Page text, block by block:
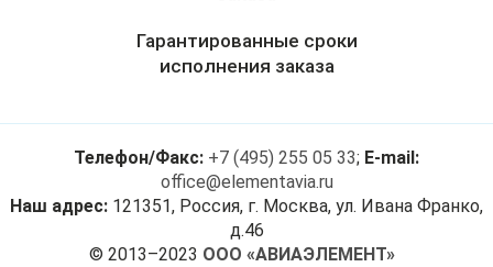
Гарантированные сроки
исполнения заказа
Телефон/Факс: +7 (495) 255 05 33; E-mail:
office@elementavia.ru
Наш адрес: 121351, Россия, г. Москва, ул. Ивана Франко,
д.46
© 2013–2023 ООО «АВИАЭЛЕМЕНТ»